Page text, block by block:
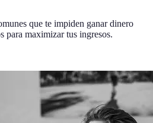
que te impiden ganar dinero
para maximizar tus ingresos.